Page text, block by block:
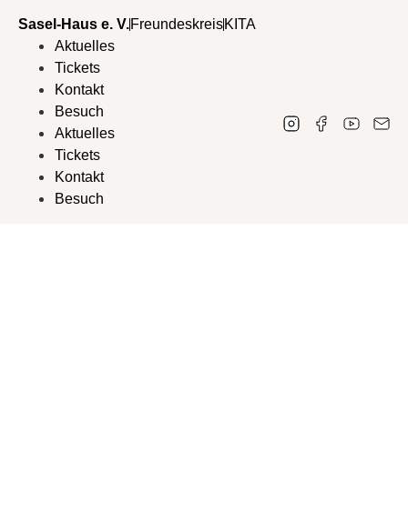
Sasel-Haus e. V.FreundeskreisKITA
Aktuelles
Tickets
Kontakt
Besuch
Aktuelles
Tickets
Kontakt
Besuch